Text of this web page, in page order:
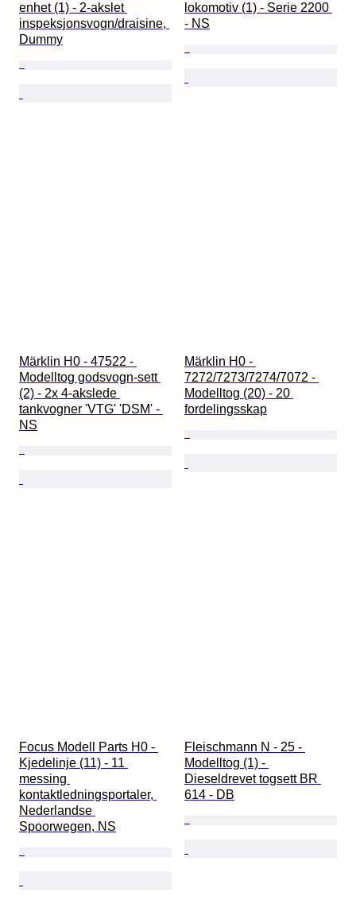
enhet (1) - 2-akslet
inspeksjonsvogn/draisine,
Dummy
lokomotiv (1) - Serie 2200
- NS
Märklin H0 - 47522 -
Modelltog godsvogn-sett
(2) - 2x 4-akslede
tankvogner 'VTG' 'DSM' -
NS
Märklin H0 -
7272/7273/7274/7072 -
Modelltog (20) - 20
fordelingsskap
Focus Modell Parts H0 -
Kjedelinje (11) - 11
messing
kontaktledningsportaler,
Nederlandse
Spoorwegen, NS
Fleischmann N - 25 -
Modelltog (1) -
Dieseldrevet togsett BR
614 - DB